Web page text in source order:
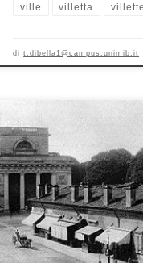
ville villetta villette
dit.dibella1@campus.unimib.it
Spazi sanificati: lebbrosari,
Barberis La recente crisi
studiosi del territorio a riflettere
durante e dopo l’emergenza
sanitarie urbane siano state
contributo intende fornire una